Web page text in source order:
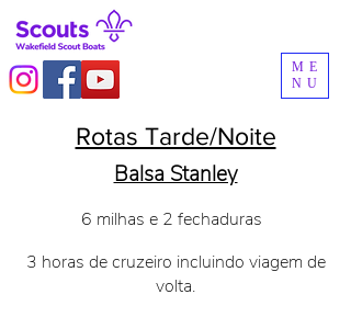
ME
NU
Rotas Tarde/Noite
Balsa Stanley
6 milhas e 2 fechaduras
3 horas de cruzeiro incluindo viagem de
volta.